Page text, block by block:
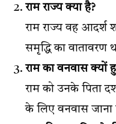
राम राज्य क्या है?
राम राज्य वह आदर्श
समृद्धि का वातावरण
राम का वनवास क्यों
राम को उनके पिता
के लिए वनवास जाना